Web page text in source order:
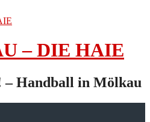
– DIE HAIE
– Handball in Mölkau